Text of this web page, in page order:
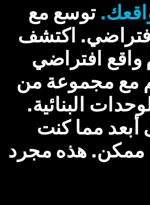
توسع مع
اكتشف
واقع افتراضي
مع مجموعة من
البنائية.
أبعد مما كنت
ممكن. هذه مجرد